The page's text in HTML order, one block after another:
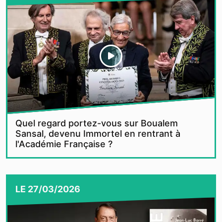
Quel regard portez-vous sur Boualem
Sansal, devenu Immortel en rentrant à
l'Académie Française ?
LE 27/03/2026